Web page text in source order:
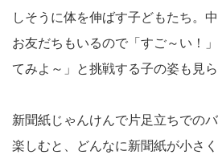
しそうに体を伸ばす子どもたち。
お友だちもいるので「すご～い！
てみよ～」と挑戦する子の姿も見ら
新聞紙じゃんけんで片足立ちでの
楽しむと、どんなに新聞紙が小さ